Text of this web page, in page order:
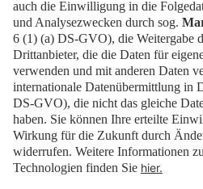
Presse
EN
Kontakt
Cookies
Erklärung zur